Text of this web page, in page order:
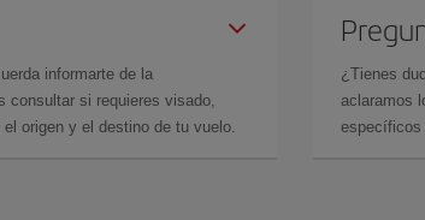
informarte de la
consultar si requieres visado,
origen y el destino de tu vuelo.
¿Tienes
aclaramos
específicos